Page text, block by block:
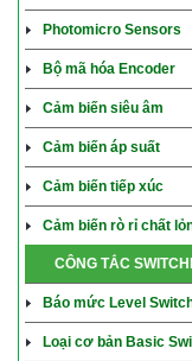
Photomicro Sensors
Bộ mã hóa Encoder
Cảm biến siêu âm
Cảm biến áp suất
Cảm biến tiếp xúc
Cảm biến rò rỉ chất
CÔNG TẮC
Báo mức Level
Loại cơ bản Basic